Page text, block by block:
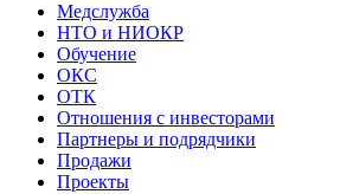
Медслужба
НТО и НИОКР
Обучение
ОКС
ОТК
Отношения с инвесторами
Партнеры и подрядчики
Продажи
Проекты